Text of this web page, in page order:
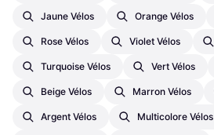
Jaune Vélos Orange Vélos
Rose Vélos Violet Vélos
Turquoise Vélos Vert Vélos
Beige Vélos Marron Vélos
Argent Vélos Multicolore Vélos